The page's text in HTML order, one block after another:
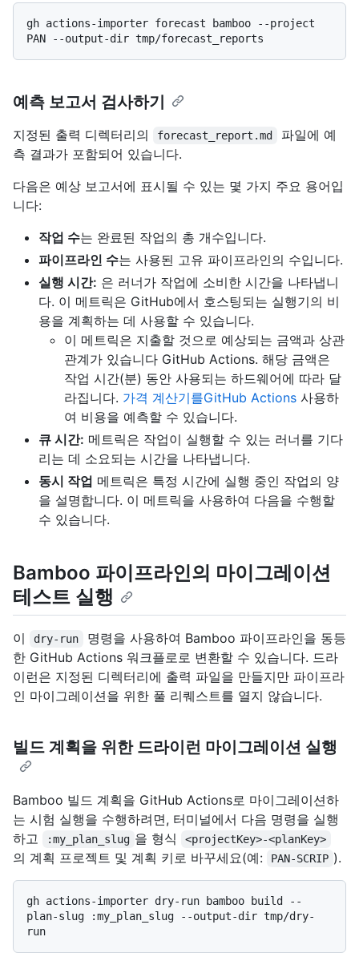
gh actions-importer forecast bamboo --project
예측 보고서 검사하기
지정된 출력 디렉터리의 forecast_report.md
파일에 예
측 결과가 포함되어 있습니다.
다음은 예상 보고서에 표시될 수 있는 몇 가지 주요 용어입
니다:
작업 수는 완료된 작업의 총 개수입니다.
파이프라인 수는 사용된 고유 파이프라인의 수입니다.
실행 시간: 은 러너가 작업에 소비한 시간을 나타냅니
다. 이 메트릭은 GitHub에서 호스팅되는 실행기의 비
용을 계획하는 데 사용할 수 있습니다.
이 메트릭은 지출할 것으로 예상되는 금액과 상관
관계가 있습니다 GitHub Actions. 해당 금액은
작업 시간(분) 동안 사용되는 하드웨어에 따라 달
라집니다. 가격 계산기를GitHub Actions 사용하
여 비용을 예측할 수 있습니다.
큐 시간: 메트릭은 작업이 실행할 수 있는 러너를 기다
리는 데 소요되는 시간을 나타냅니다.
동시 작업 메트릭은 특정 시간에 실행 중인 작업의 양
을 설명합니다. 이 메트릭을 사용하여 다음을 수행할
수 있습니다.
Bamboo 파이프라인의 마이그레이션
테스트 실행
이 dry-run
명령을 사용하여 Bamboo 파이프라인을 동등
한 GitHub Actions 워크플로로 변환할 수 있습니다. 드라
이런은 지정된 디렉터리에 출력 파일을 만들지만 파이프라
인 마이그레이션을 위한 풀 리퀘스트를 열지 않습니다.
빌드 계획을 위한 드라이런 마이그레이션 실행
Bamboo 빌드 계획을 GitHub Actions로 마이그레이션하
는 시험 실행을 수행하려면, 터미널에서 다음 명령을 실행
하고
:my_plan_slug 을 형식 <projectKey>-<planKey>
의 계획 프로젝트 및 계획 키로 바꾸세요(예: PAN-SCRIP ).
gh actions-importer dry-run bamboo build --
plan-slug :my_plan_slug --output-dir tmp/dry-